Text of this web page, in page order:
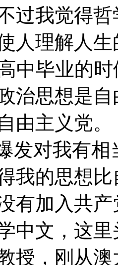
过我觉得
人理解人
中毕业的时
治思想是
由主义党。
发对我有相
我的思想
有加入共
中文，这
授，刚从